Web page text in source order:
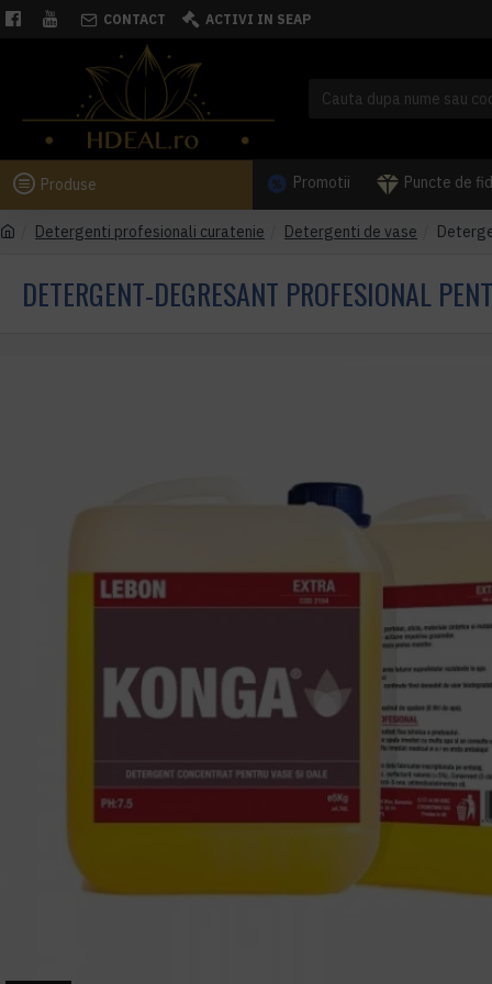
CONTACT ACTIVI IN SEAP
Produse Promotii Puncte de
Detergenti profesionali curatenie Detergenti de vase
DETERGENT-DEGRESANT PROFESIONAL